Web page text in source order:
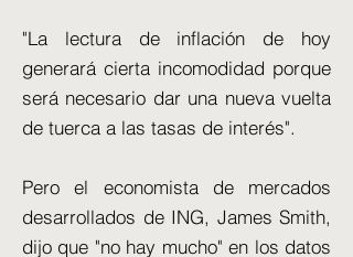
"La lectura de inflación de hoy
generará cierta incomodidad porque
será necesario dar una nueva vuelta
de tuerca a las tasas de interés".
Pero el economista de mercados
desarrollados de ING, James Smith,
dijo que "no hay mucho" en los datos